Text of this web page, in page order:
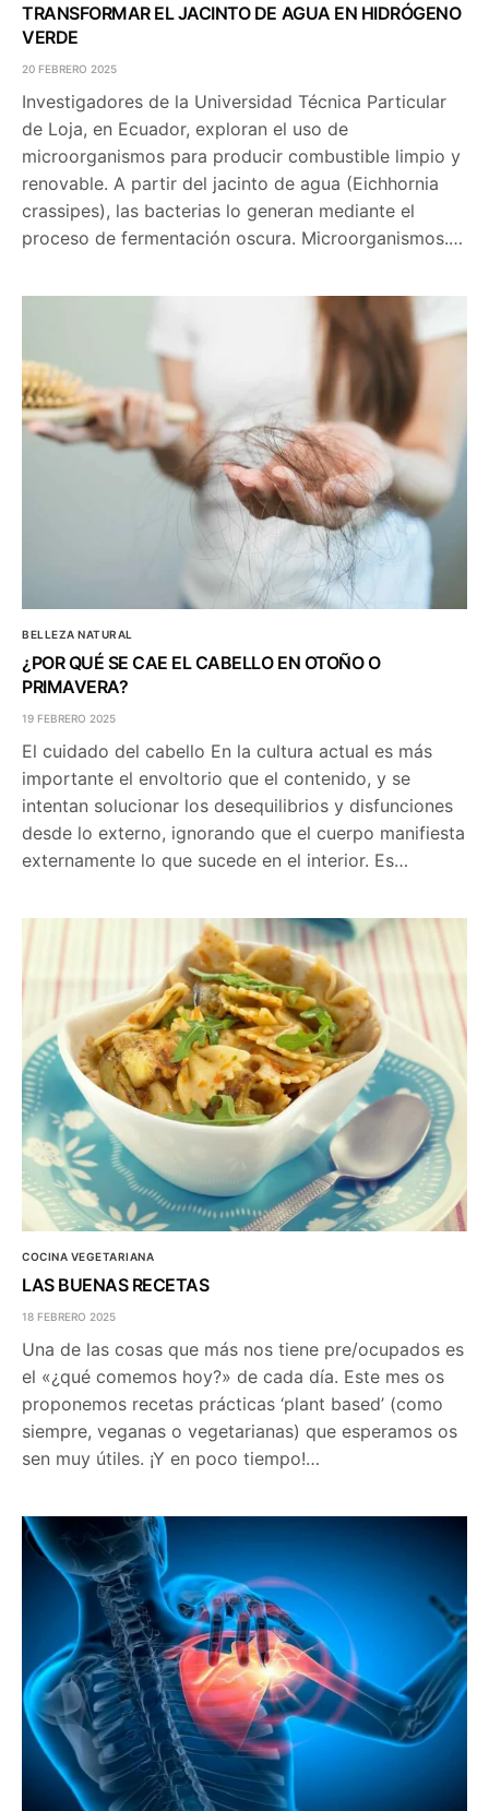
TRANSFORMAR EL JACINTO DE AGUA EN HIDRÓGENO
VERDE
20 FEBRERO 2025
Investigadores de la Universidad Técnica Particular
de Loja, en Ecuador, exploran el uso de
microorganismos para producir combustible limpio y
renovable. A partir del jacinto de agua (Eichhornia
crassipes), las bacterias lo generan mediante el
proceso de fermentación oscura. Microorganismos.…
BELLEZA NATURAL
¿POR QUÉ SE CAE EL CABELLO EN OTOÑO O
PRIMAVERA?
19 FEBRERO 2025
El cuidado del cabello En la cultura actual es más
importante el envoltorio que el contenido, y se
intentan solucionar los desequilibrios y disfunciones
desde lo externo, ignorando que el cuerpo manifiesta
externamente lo que sucede en el interior. Es…
COCINA VEGETARIANA
LAS BUENAS RECETAS
18 FEBRERO 2025
Una de las cosas que más nos tiene pre/ocupados es
el «¿qué comemos hoy?» de cada día. Este mes os
proponemos recetas prácticas ‘plant based’ (como
siempre, veganas o vegetarianas) que esperamos os
sen muy útiles. ¡Y en poco tiempo!…